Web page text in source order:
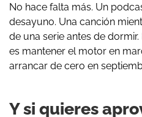
No hace falta más. Un
desayuno. Una canción
de una serie antes de
es mantener el motor en
arrancar de cero en
Y si quieres